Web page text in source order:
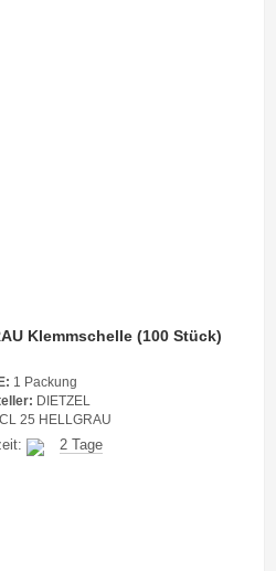
Klemmschelle (100 Stück)
1 Packung
DIETZEL
CL 25 HELLGRAU
2 Tage